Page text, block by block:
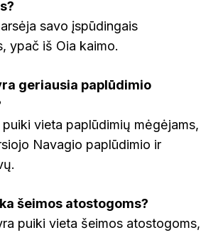
savo įspūdingais
ypač iš Oia kaimo.
geriausia paplūdimio
vieta paplūdimių mėgėjams,
Navagio paplūdimio ir
šeimos atostogoms?
puiki vieta šeimos atostogoms,